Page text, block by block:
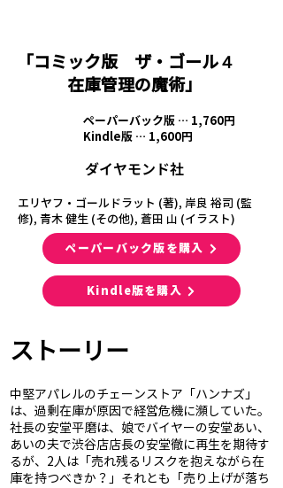
​「コミック版 ザ・ゴール４
在庫管理の魔術」
ペーパーバック版 … 1,760円
Kindle版 … 1,600円
​ダイヤモンド社
エリヤフ・ゴールドラット (著), 岸良 裕司 (監
修), 青木 健生 (その他), 蒼田 山 (イラスト)
ペーパーバック版を購入
Kindle版を購入
ストーリー
中堅アパレルのチェーンストア「ハンナズ」
は、過剰在庫が原因で経営危機に瀕していた。
社長の安堂平磨は、娘でバイヤーの安堂あい、
あいの夫で渋谷店店長の安堂徹に再生を期待す
るが、2人は「売れ残るリスクを抱えながら在
庫を持つべきか？」それとも「売り上げが落ち